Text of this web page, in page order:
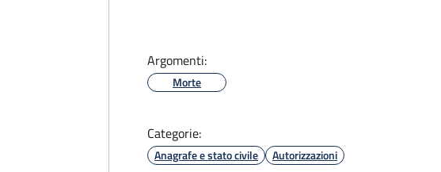
Argomenti:
Morte
Categorie:
Anagrafe e stato civile Autorizzazioni